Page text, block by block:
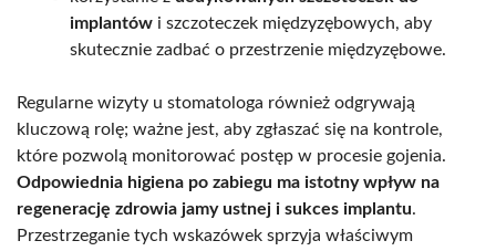
implantów i szczoteczek międzyzębowych, aby
skutecznie zadbać o przestrzenie międzyzębowe.
Regularne wizyty u stomatologa również odgrywają
kluczową rolę; ważne jest, aby zgłaszać się na kontrole,
które pozwolą monitorować postęp w procesie gojenia.
Odpowiednia higiena po zabiegu ma istotny wpływ na
regenerację zdrowia jamy ustnej i sukces implantu.
Przestrzeganie tych wskazówek sprzyja właściwym